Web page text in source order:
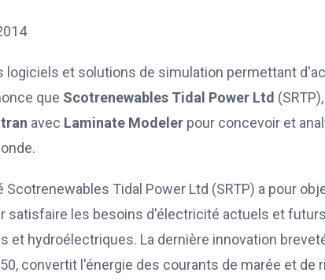
logiciels et solutions de simulation permettant
que Scotrenewables Tidal Power Ltd
avec Laminate Modeler pour concevoir et
Scotrenewables Tidal Power Ltd (SRTP) a pour
satisfaire les besoins d'électricité actuels et
et hydroélectriques. La dernière innovation
convertit l'énergie des courants de marée et